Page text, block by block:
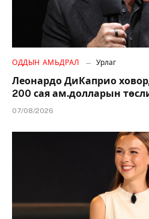
ОДДЫН АМЬДРАЛ Урлаг
Леонардо ДиКаприо
200 сая ам.долларын
07/08/2026